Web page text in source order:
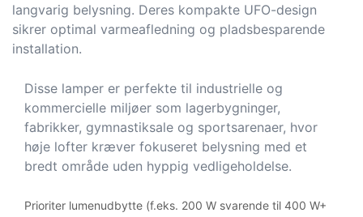
langvarig belysning. Deres kompakte UFO-design
sikrer optimal varmeafledning og pladsbesparende
installation.
Disse lamper er perfekte til industrielle og
kommercielle miljøer som lagerbygninger,
fabrikker, gymnastiksale og sportsarenaer, hvor
høje lofter kræver fokuseret belysning med et
bredt område uden hyppig vedligeholdelse.
Prioriter lumenudbytte (f.eks. 200 W svarende til 400 W+